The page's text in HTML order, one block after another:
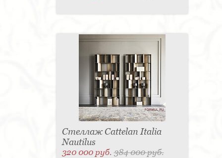
Стеллаж Cattelan Italia
Nautilus
320 000 руб.384 000 руб.